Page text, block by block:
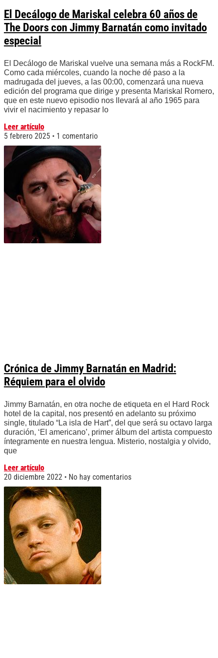
El Decálogo de Mariskal celebra 60 años de
The Doors con Jimmy Barnatán como invitado
especial
El Decálogo de Mariskal vuelve una semana más a RockFM.
Como cada miércoles, cuando la noche dé paso a la
madrugada del jueves, a las 00:00, comenzará una nueva
edición del programa que dirige y presenta Mariskal Romero,
que en este nuevo episodio nos llevará al año 1965 para
vivir el nacimiento y repasar lo
Leer artículo
5 febrero 2025
1 comentario
Crónica de Jimmy Barnatán en Madrid:
Réquiem para el olvido
Jimmy Barnatán, en otra noche de etiqueta en el Hard Rock
hotel de la capital, nos presentó en adelanto su próximo
single, titulado “La isla de Hart”, del que será su octavo larga
duración, ‘El americano’, primer álbum del artista compuesto
íntegramente en nuestra lengua. Misterio, nostalgia y olvido,
que
Leer artículo
20 diciembre 2022
No hay comentarios